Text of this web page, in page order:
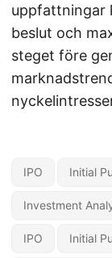
uppfattningar
beslut och
steget före
IPO Initial
Investment
IPO Initial